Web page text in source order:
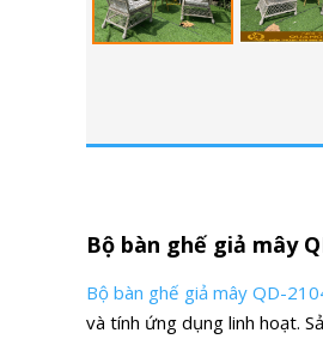
Bộ bàn ghế giả mây
Bộ bàn ghế giả mây QD-
và tính ứng dụng linh hoạt.